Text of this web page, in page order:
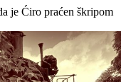
je Ćiro praćen škripom